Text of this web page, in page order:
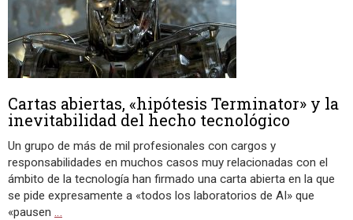
Cartas abiertas, «hipótesis Terminator» y la
inevitabilidad del hecho tecnológico
Un grupo de más de mil profesionales con cargos y
responsabilidades en muchos casos muy relacionadas con el
ámbito de la tecnología han firmado una carta abierta en la que
se pide expresamente a «todos los laboratorios de AI» que
«pausen …